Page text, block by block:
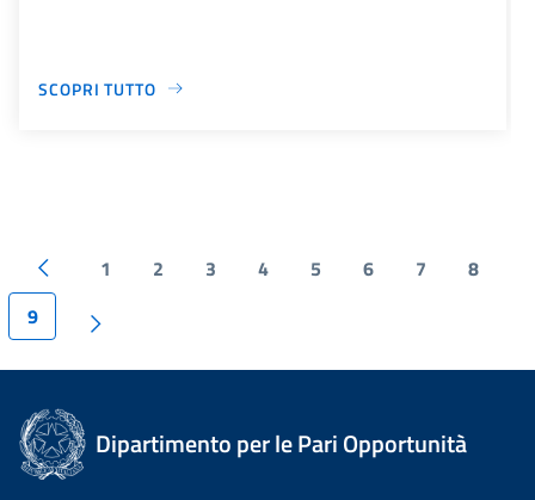
SCOPRI TUTTO
1 2 3 4 5 6 7
8
9
Dipartimento per le Pari Opportunità